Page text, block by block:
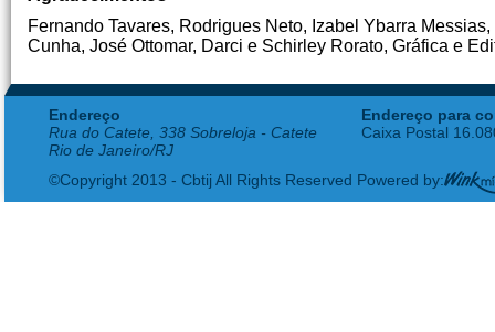
Fernando Tavares, Rodrigues Neto, Izabel Ybarra
Cunha, José Ottomar, Darci e Schirley Rorato, Gráfica e
Endereço
Rua do Catete, 338 Sobreloja - Catete
Rio de Janeiro/RJ
Endereço para
Caixa Postal
©Copyright 2013 - Cbtij All Rights Reserved Powered by: